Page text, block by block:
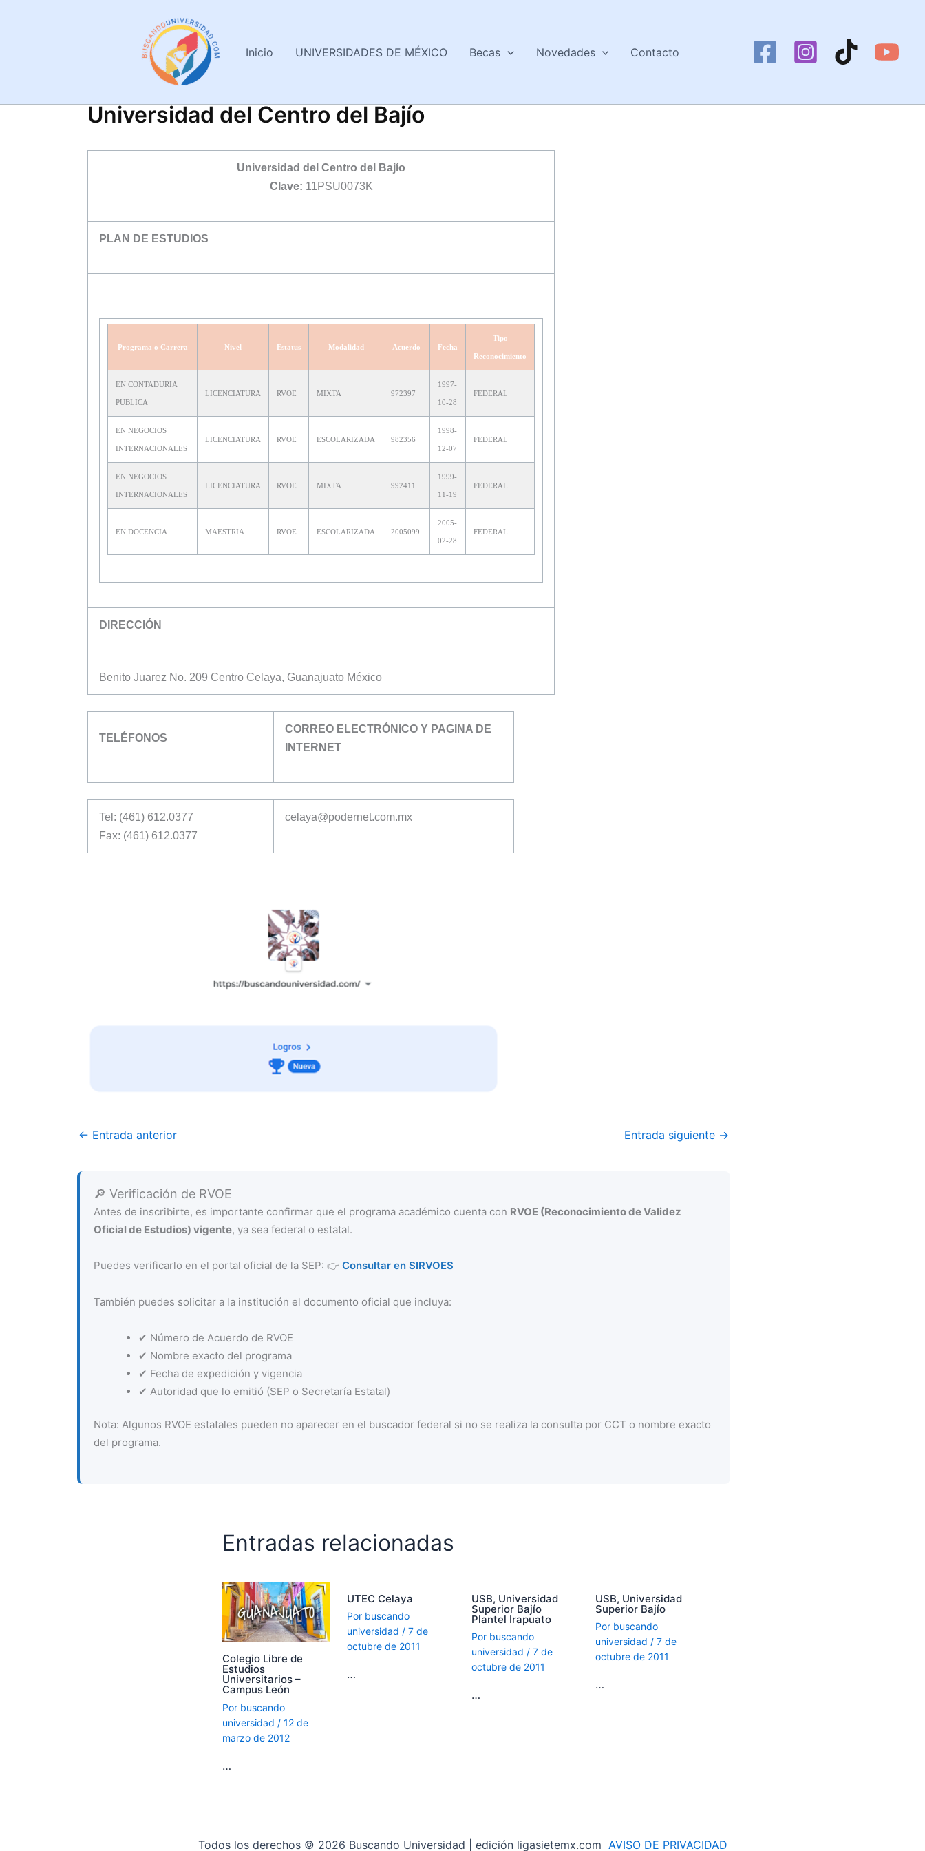
Inicio UNIVERSIDADES DE MÉXICO Becas Novedades Contacto
Universidad del Centro del Bajío
Universidad del Centro del Bajío
Clave: 11PSU0073K
PLAN DE ESTUDIOS
Programa o Carrera Nivel Estatus Modalidad Acuerdo Fecha
Tipo
Reconocimiento
EN CONTADURIA
PUBLICA
LICENCIATURA RVOE MIXTA 972397
1997-
10-28
FEDERAL
EN NEGOCIOS
INTERNACIONALES
LICENCIATURA RVOE ESCOLARIZADA 982356
1998-
12-07
FEDERAL
EN NEGOCIOS
INTERNACIONALES
LICENCIATURA RVOE MIXTA 992411
1999-
11-19
FEDERAL
EN DOCENCIA MAESTRIA RVOE ESCOLARIZADA 2005099
2005-
02-28
FEDERAL
DIRECCIÓN
Benito Juarez No. 209 Centro Celaya, Guanajuato México
TELÉFONOS
CORREO ELECTRÓNICO Y PAGINA DE
INTERNET
Tel: (461) 612.0377
Fax: (461) 612.0377
celaya@podernet.com.mx
← Entrada anterior Entrada siguiente →
🔎 Verificación de RVOE
Antes de inscribirte, es importante confirmar que el programa académico cuenta con RVOE (Reconocimiento de Validez
Oficial de Estudios) vigente, ya sea federal o estatal.
Puedes verificarlo en el portal oficial de la SEP: 👉 Consultar en SIRVOES
También puedes solicitar a la institución el documento oficial que incluya:
✔ Número de Acuerdo de RVOE
✔ Nombre exacto del programa
✔ Fecha de expedición y vigencia
✔ Autoridad que lo emitió (SEP o Secretaría Estatal)
Nota: Algunos RVOE estatales pueden no aparecer en el buscador federal si no se realiza la consulta por CCT o nombre exacto
del programa.
Entradas relacionadas
Colegio Libre de
Estudios
Universitarios –
Campus León
Por buscando
universidad / 12 de
marzo de 2012
…
UTEC Celaya
Por buscando
universidad / 7 de
octubre de 2011
…
USB, Universidad
Superior Bajío
Plantel Irapuato
Por buscando
universidad / 7 de
octubre de 2011
…
USB, Universidad
Superior Bajío
Por buscando
universidad /7 de
octubre de 2011
…
Todos los derechos © 2026 Buscando Universidad | edición ligasietemx.com AVISO DE PRIVACIDAD